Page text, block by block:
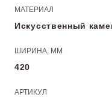
МАТЕРИАЛ
Искусственный
ШИРИНА, ММ
420
АРТИКУЛ